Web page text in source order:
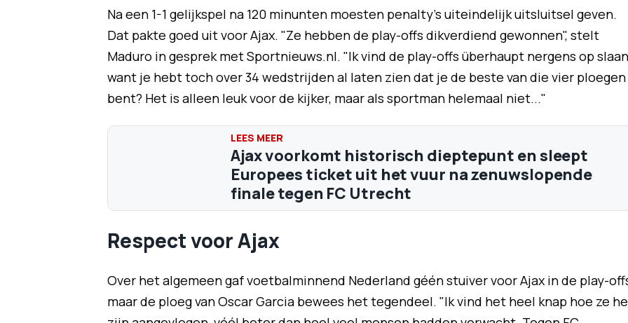
Na een 1-1 gelijkspel na 120 minunten moesten penalty's uiteindelijk uitsluitsel geven.
Dat pakte goed uit voor Ajax. "Ze hebben de play-offs dikverdiend gewonnen", stelt
Maduro in gesprek met Sportnieuws.nl. "Ik vind de play-offs überhaupt nergens op
want je hebt toch over 34 wedstrijden al laten zien dat je de beste van die vier ploegen
bent? Het is alleen leuk voor de kijker, maar als sportman helemaal niet..."
Ajax voorkomt historisch dieptepunt en sleept
Europees ticket uit het vuur na zenuwslopende
finale tegen FC Utrecht
Respect voor Ajax
Over het algemeen gaf voetbalminnend Nederland géén stuiver voor Ajax in de play-
maar de ploeg van Oscar Garcia bewees het tegendeel. "Ik vind het heel knap hoe ze